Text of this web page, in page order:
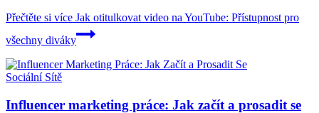
Přečtěte si více Jak otitulkovat video na YouTube: Přístupnost pro
všechny diváky
Sociální Sítě
Influencer marketing práce: Jak začít a prosadit se